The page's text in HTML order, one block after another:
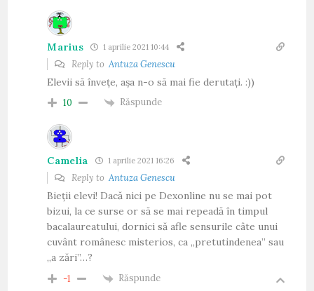
Marius 1 aprilie 2021 10:44
Reply toAntuza Genescu
Elevii să învețe, așa n-o să mai fie derutați. :))
10 Răspunde
Camelia 1 aprilie 2021 16:26
Reply toAntuza Genescu
Bieții elevi! Dacă nici pe Dexonline nu se mai pot
bizui, la ce surse or să se mai repeadă în timpul
bacalaureatului, dornici să afle sensurile câte unui
cuvânt românesc misterios, ca „pretutindenea” sau
„a zări”…?
-1 Răspunde